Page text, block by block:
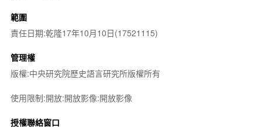
範圍
責任日期:乾隆17年10月10日(17521115)
管理權
版權:中央研究院歷史語言研究所版權所有
使用限制:開放:開放影像:開放影像
授權聯絡窗口